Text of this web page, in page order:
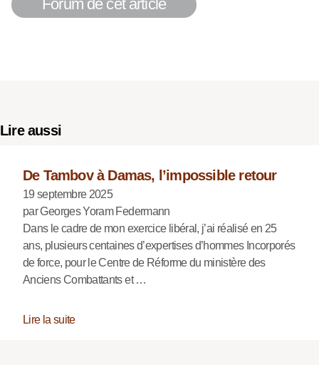
Forum de cet article
Lire aussi
De Tambov à Damas, l’impossible retour
19 septembre 2025
par Georges Yoram Federmann
Dans le cadre de mon exercice libéral, j’ai réalisé en 25
ans, plusieurs centaines d’expertises d’hommes Incorporés
de force, pour le Centre de Réforme du ministère des
Anciens Combattants et …
Lire la suite